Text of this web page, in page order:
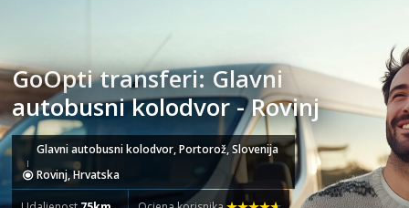
GoOpti transferi: Glavni
autobusni kolodvor - Rovinj
Glavni autobusni kolodvor, Portorož, Slovenija
Rovinj, Hrvatska